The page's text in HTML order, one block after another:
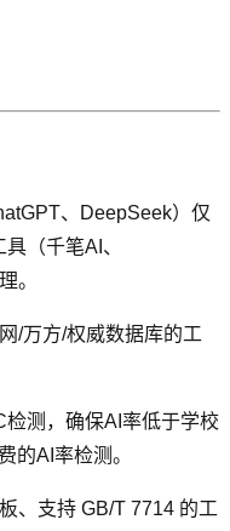
、DeepSeek）仅
（千笔AI、
。
/万方/权威数据库的工
检测，确保AI率低于学校
的AI率检测。
、支持 GB/T 7714 的工